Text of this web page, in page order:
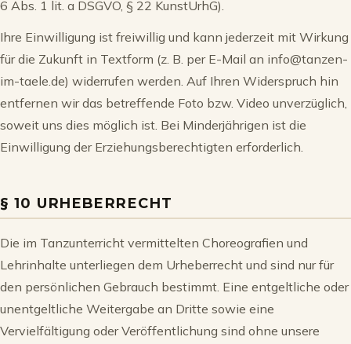
6 Abs. 1 lit. a DSGVO, § 22 KunstUrhG).
Ihre Einwilligung ist freiwillig und kann jederzeit mit Wirkung
für die Zukunft in Textform (z. B. per E-Mail an info@tanzen-
im-taele.de) widerrufen werden. Auf Ihren Widerspruch hin
entfernen wir das betreffende Foto bzw. Video unverzüglich,
soweit uns dies möglich ist. Bei Minderjährigen ist die
Einwilligung der Erziehungsberechtigten erforderlich.
§ 10 URHEBERRECHT
Die im Tanzunterricht vermittelten Choreografien und
Lehrinhalte unterliegen dem Urheberrecht und sind nur für
den persönlichen Gebrauch bestimmt. Eine entgeltliche oder
unentgeltliche Weitergabe an Dritte sowie eine
Vervielfältigung oder Veröffentlichung sind ohne unsere